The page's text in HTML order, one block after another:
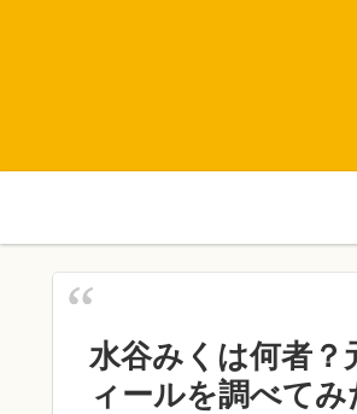
水谷みくは何者
ィールを調べてみ